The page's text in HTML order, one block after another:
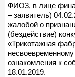
ФИО3, в лице
– заявитель)
жалобой о
(бездействие)
«Трикотажная
ознакомления к
18.01.2019.